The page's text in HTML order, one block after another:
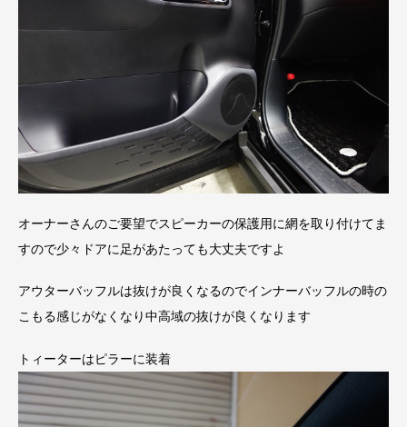
オーナーさんのご要望でスピーカーの保護用に網を取り付けてま
すので少々ドアに足があたっても大丈夫ですよ
アウターバッフルは抜けが良くなるのでインナーバッフルの時の
こもる感じがなくなり中高域の抜けが良くなります
トィーターはピラーに装着